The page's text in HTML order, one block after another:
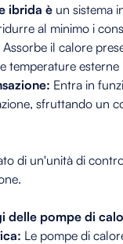
ibrida è un sistema
al minimo i
Assorbe il calore
temperature
Entra in
sfruttando un
di un'unità di
delle pompe di
Le pompe di